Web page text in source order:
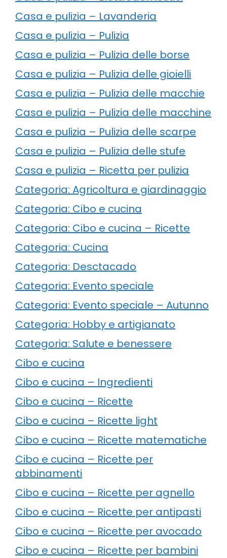
Casa e pulizia – Lavanderia
Casa e pulizia – Pulizia
Casa e pulizia – Pulizia delle borse
Casa e pulizia – Pulizia delle gioielli
Casa e pulizia – Pulizia delle macchie
Casa e pulizia – Pulizia delle macchine
Casa e pulizia – Pulizia delle scarpe
Casa e pulizia – Pulizia delle stufe
Casa e pulizia – Ricetta per pulizia
Categoria: Agricoltura e giardinaggio
Categoria: Cibo e cucina
Categoria: Cibo e cucina – Ricette
Categoria: Cucina
Categoria: Desctacado
Categoria: Evento speciale
Categoria: Evento speciale – Autunno
Categoria: Hobby e artigianato
Categoria: Salute e benessere
Cibo e cucina
Cibo e cucina – Ingredienti
Cibo e cucina – Ricette
Cibo e cucina – Ricette light
Cibo e cucina – Ricette matematiche
Cibo e cucina – Ricette per
abbinamenti
Cibo e cucina – Ricette per agnello
Cibo e cucina – Ricette per antipasti
Cibo e cucina – Ricette per avocado
Cibo e cucina – Ricette per bambini